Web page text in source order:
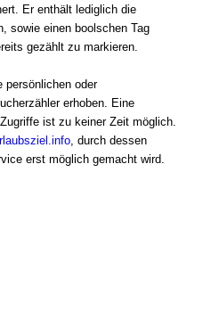
Er enthält lediglich die
sowie einen boolschen Tag
gezählt zu markieren.
persönlichen oder
erhoben. Eine
ist zu keiner Zeit möglich.
, durch dessen
erst möglich gemacht wird.